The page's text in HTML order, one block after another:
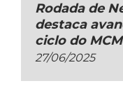
Rodada de
destaca
ciclo do
27/06/2025